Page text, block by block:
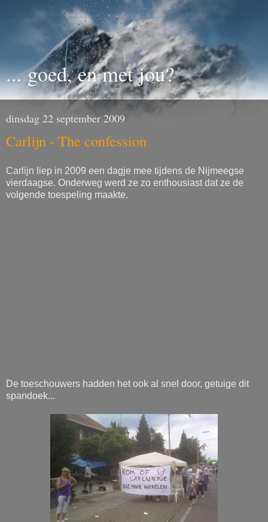
... goed, en met jou?
dinsdag 22 september 2009
Carlijn - The confession
Carlijn liep in 2009 een dagje mee tijdens de Nijmeegse
vierdaagse. Onderweg werd ze zo enthousiast dat ze de
volgende toespeling maakte.
De toeschouwers hadden het ook al snel door, getuige dit
spandoek...